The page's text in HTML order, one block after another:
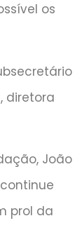
os
diretora
João
prol da